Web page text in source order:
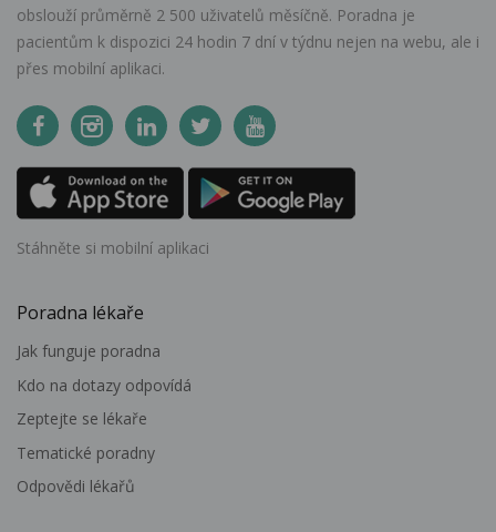
obslouží průměrně 2 500 uživatelů měsíčně. Poradna je
pacientům k dispozici 24 hodin 7 dní v týdnu nejen na webu, ale i
přes mobilní aplikaci.
Stáhněte si mobilní aplikaci
Poradna lékaře
Jak funguje poradna
Kdo na dotazy odpovídá
Zeptejte se lékaře
Tematické poradny
Odpovědi lékařů